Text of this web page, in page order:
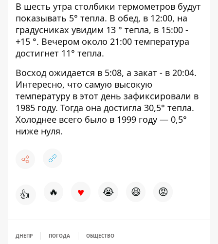
В шесть утра столбики термометров будут
показывать 5° тепла. В обед, в 12:00, на
градусниках увидим 13 ° тепла, в 15:00 -
+15 °. Вечером около 21:00 температура
достигнет 11° тепла.
Восход ожидается в 5:08, а закат - в 20:04.
Интересно, что самую высокую
температуру в этот день зафиксировали в
1985 году. Тогда она достигла 30,5° тепла.
Холоднее всего было в 1999 году — 0,5°
ниже нуля.
👍 🔥 ♥ 😭 😆 😡
ДНЕПР ПОГОДА ОБЩЕСТВО